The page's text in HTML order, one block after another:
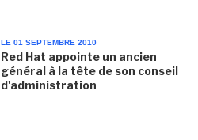
LE 01 SEPTEMBRE 2010
Red Hat appointe un ancien
général à la tête de son conseil
d'administration